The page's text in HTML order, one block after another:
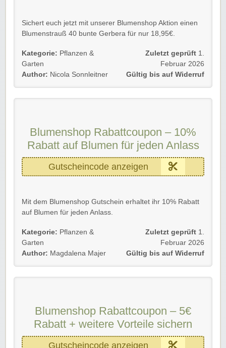
Sichert euch jetzt mit unserer Blumenshop Aktion einen
Blumenstrauß 40 bunte Gerbera für nur 18,95€.
Gültig für Neu- und Bestandskunden bis zum
26.07.2019.
Kategorie: Pflanzen &
Garten
Author: Nicola Sonnleitner
Zuletzt geprüft 1.
Februar 2026
Gültig bis auf Widerruf
Blumenshop Rabattcoupon – 10%
Rabatt auf Blumen für jeden Anlass
Gutscheincode anzeigen
Mit dem Blumenshop Gutschein erhaltet ihr 10% Rabatt
auf Blumen für jeden Anlass.
Gültig für Neu- und Bestandskunden bis zum
09.06.2020.
Kategorie: Pflanzen &
Garten
Author: Magdalena Majer
Zuletzt geprüft 1.
Februar 2026
Gültig bis auf Widerruf
Blumenshop Rabattcoupon – 5€
Rabatt + weitere Vorteile sichern
Gutscheincode anzeigen